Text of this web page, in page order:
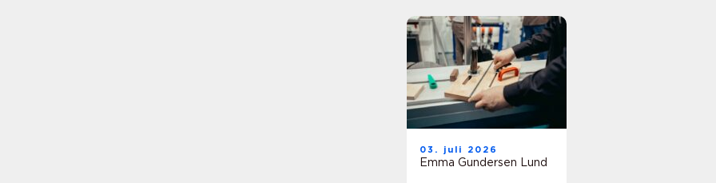
03. juli 2026
Emma Gundersen Lund